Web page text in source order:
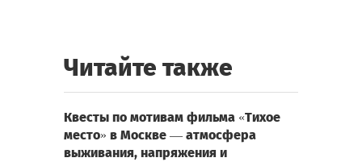
Читайте также
Квесты по мотивам фильма «Тихое
место» в Москве — атмосфера
выживания, напряжения и